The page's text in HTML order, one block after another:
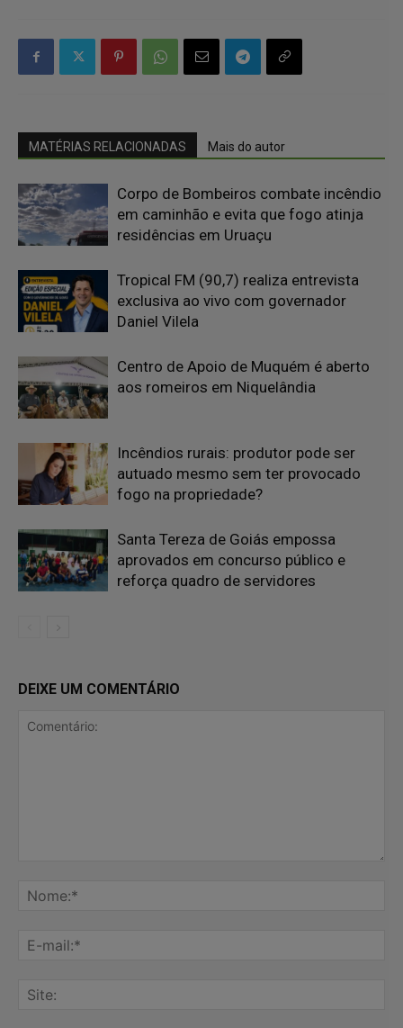
MATÉRIAS RELACIONADAS Mais do autor
Corpo de Bombeiros combate incêndio
em caminhão e evita que fogo atinja
residências em Uruaçu
Tropical FM (90,7) realiza entrevista
exclusiva ao vivo com governador
Daniel Vilela
Centro de Apoio de Muquém é aberto
aos romeiros em Niquelândia
Incêndios rurais: produtor pode ser
autuado mesmo sem ter provocado
fogo na propriedade?
Santa Tereza de Goiás empossa
aprovados em concurso público e
reforça quadro de servidores
DEIXE UM COMENTÁRIO